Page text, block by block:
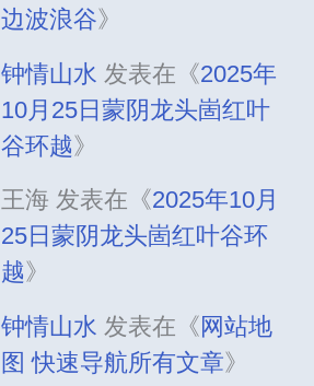
边波浪谷》
钟情山水 发表在《2025年
10月25日蒙阴龙头崮红叶
谷环越》
王海 发表在《2025年10月
25日蒙阴龙头崮红叶谷环
越》
钟情山水 发表在《网站地
图 快速导航所有文章》